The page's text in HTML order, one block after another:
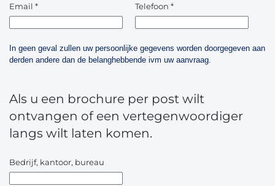
Email * Telefoon *
In geen geval zullen uw persoonlijke gegevens worden doorgegeven aan
derden andere dan de belanghebbende ivm uw aanvraag.
Als u een brochure per post wilt
ontvangen of een vertegenwoordiger
langs wilt laten komen.
Bedrijf, kantoor, bureau